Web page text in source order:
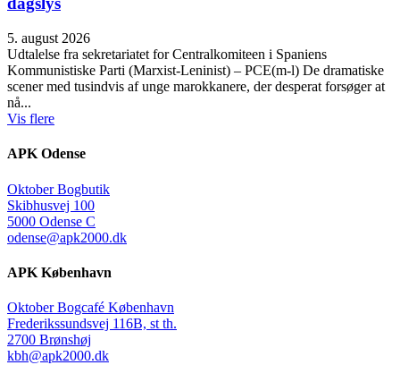
5. august 2026
Udtalelse fra sekretariatet for Centralkomiteen i Spaniens
Kommunistiske Parti (Marxist-Leninist) – PCE(m-l) De dramatiske
scener med tusindvis af unge marokkanere, der desperat forsøger at
nå...
Vis flere
APK Odense
Oktober Bogbutik
Skibhusvej 100
5000 Odense C
odense@apk2000.dk
APK København
Oktober Bogcafé København
Frederikssundsvej 116B, st th.
2700 Brønshøj
kbh@apk2000.dk